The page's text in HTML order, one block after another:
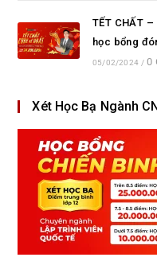
TẾT CHẤT –
học bổng
05/02/2024 / 0
Xét Học Bạ Ngành